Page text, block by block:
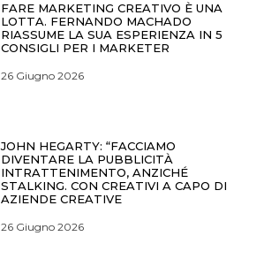
FARE MARKETING CREATIVO È UNA
LOTTA. FERNANDO MACHADO
RIASSUME LA SUA ESPERIENZA IN 5
CONSIGLI PER I MARKETER
26 Giugno 2026
JOHN HEGARTY: “FACCIAMO
DIVENTARE LA PUBBLICITÀ
INTRATTENIMENTO, ANZICHÉ
STALKING. CON CREATIVI A CAPO DI
AZIENDE CREATIVE
26 Giugno 2026